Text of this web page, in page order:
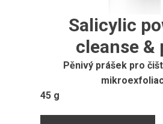
Salicylic
cleanse &
Pěnivý prášek pro
45 g